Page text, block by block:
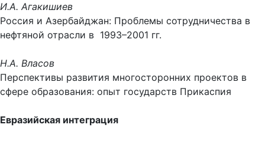
И.А. Агакишиев
Россия и Азербайджан: Проблемы сотрудничества в
нефтяной отрасли в 1993–2001 гг.
Н.А. Власов
Перспективы развития многосторонних проектов в
сфере образования: опыт государств Прикаспия
Евразийская интеграция